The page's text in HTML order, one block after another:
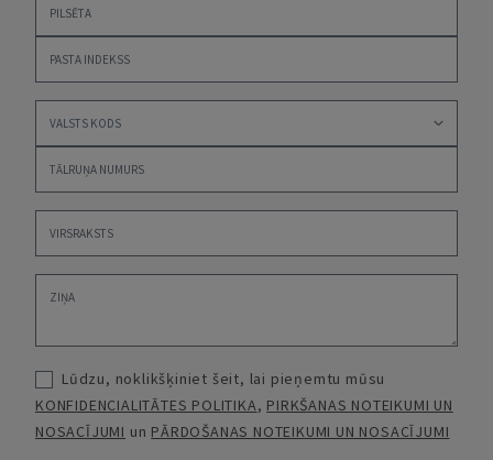
Lūdzu, noklikšķiniet šeit, lai pieņemtu mūsu
KONFIDENCIALITĀTES POLITIKA, PIRKŠANAS NOTEIKUMI UN
NOSACĪJUMI un PĀRDOŠANAS NOTEIKUMI UN NOSACĪJUMI